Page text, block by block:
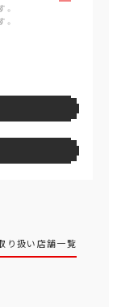
り扱い店舗一覧